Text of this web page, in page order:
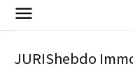
JURIShebdo